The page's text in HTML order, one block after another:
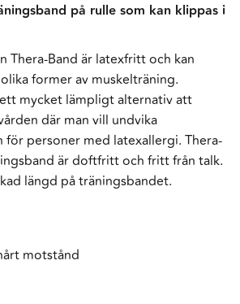
på rulle som kan klippas i
Thera-Band är latexfritt och kan
former av muskelträning.
mycket lämpligt alternativ att
där man vill undvika
personer med latexallergi. Thera-
är doftfritt och fritt från talk.
längd på träningsbandet.
motstånd